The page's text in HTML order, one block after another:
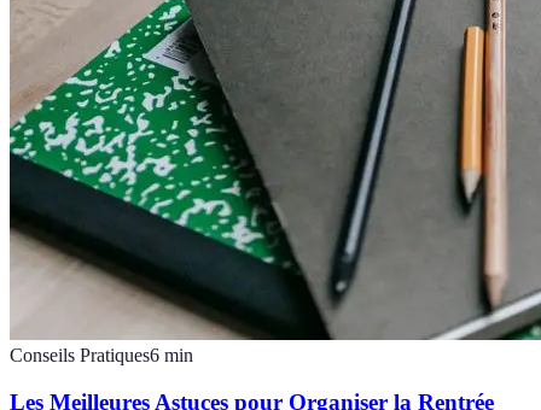
Conseils Pratiques6 min
Les Meilleures Astuces pour Organiser la Rentrée